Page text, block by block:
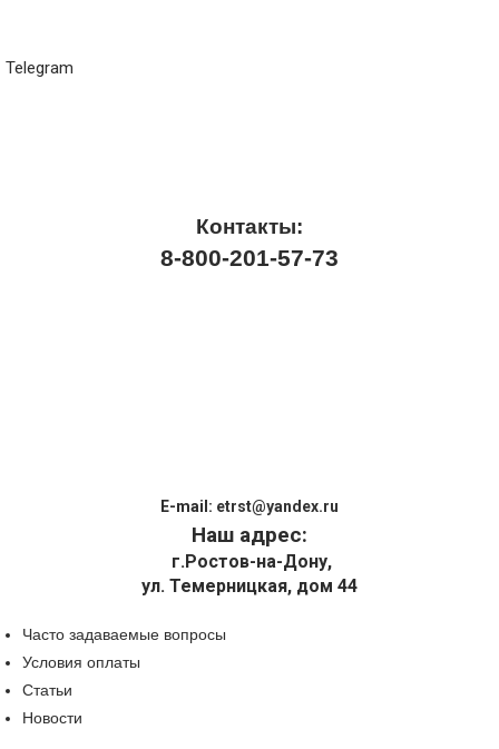
Telegram
Контакты:
8-800-201-57-73
E-mail: etrst@yandex.ru
Наш адрес:
г.Ростов-на-Дону,
ул. Темерницкая, дом 44
Часто задаваемые вопросы
Условия оплаты
Статьи
Новости